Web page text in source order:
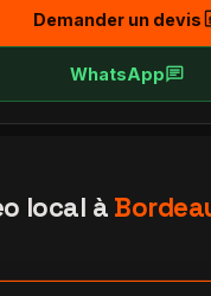
Demander un devis
WhatsAppchat
local à